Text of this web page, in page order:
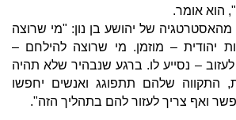
הוא אומר.
של יהושע בן נון: "מי שרוצה
יהודית – מוזמן. מי שרוצה להילחם –
– נסייע לו. ברגע שנבהיר שלא תהיה
התקווה שלהם תתפוגג ואנשים יחפשו
ואף צריך לעזור להם בתהליך הזה".